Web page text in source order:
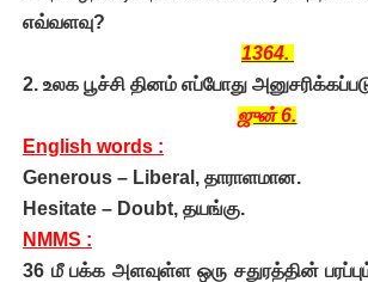
எவ்வளவு?
1364.
2. உலக பூச்சி தினம் எப்போது
ஜுன் 6.
English words :
Generous – Liberal, தாராளமான.
Hesitate – Doubt, தயங்கு.
NMMS :
36 மீ பக்க அளவுள்ள ஒரு சதுரத்தின்